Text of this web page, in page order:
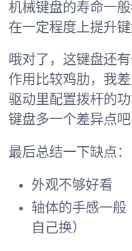
机械键盘的寿命一
在一定程度上提升
哦对了，这键盘还
作用比较鸡肋，我
驱动里配置拨杆的
键盘多一个差异点
最后总结一下缺点：
外观不够好看
轴体的手感一般
自己换）